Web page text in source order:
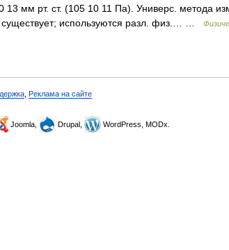
мм рт. ст. (105 10 11 Па). Универс. метода
существует; используются разл. физ.… …
Реклама на сайте
Joomla, Drupal, WordPress, MODx.